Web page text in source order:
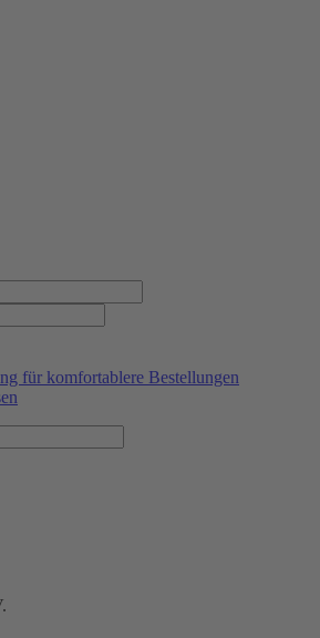
für komfortablere Bestellungen